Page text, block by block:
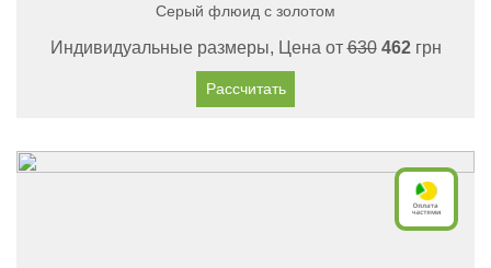
Серый флюид с золотом
Индивидуальные размеры, Цена от630 462грн
Рассчитать